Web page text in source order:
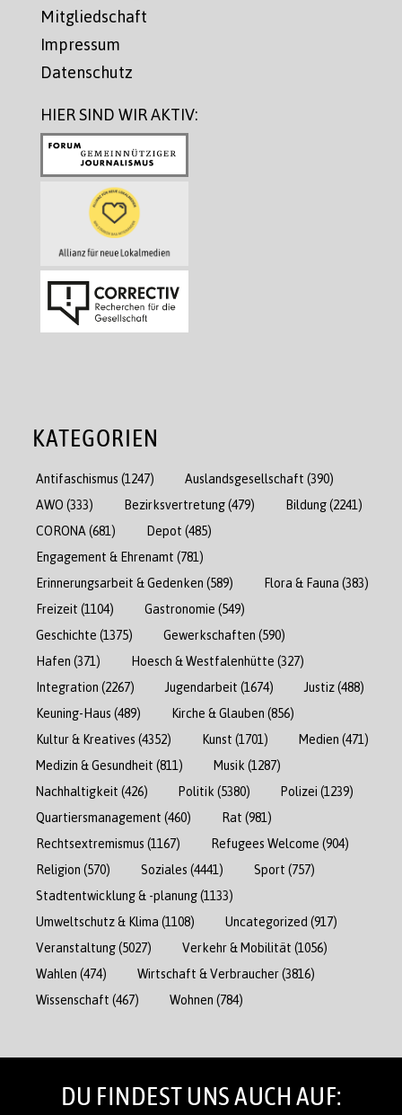
Mitgliedschaft
Impressum
Datenschutz
HIER SIND WIR AKTIV:
KATEGORIEN
Antifaschismus (1247) Auslandsgesellschaft (390)
AWO (333) Bezirksvertretung(479) Bildung(2241)
CORONA (681) Depot (485)
Engagement & Ehrenamt (781)
Erinnerungsarbeit & Gedenken (589) Flora & Fauna (383)
Freizeit (1104) Gastronomie (549)
Geschichte (1375) Gewerkschaften (590)
Hafen (371) Hoesch & Westfalenhütte (327)
Integration (2267) Jugendarbeit (1674) Justiz(488)
Keuning-Haus (489) Kirche & Glauben (856)
Kultur & Kreatives (4352) Kunst (1701) Medien (471)
Medizin & Gesundheit (811) Musik (1287)
Nachhaltigkeit (426) Politik (5380) Polizei (1239)
Quartiersmanagement (460) Rat (981)
Rechtsextremismus (1167) Refugees Welcome (904)
Religion (570) Soziales (4441) Sport (757)
Stadtentwicklung & -planung(1133)
Umweltschutz & Klima (1108) Uncategorized (917)
Veranstaltung(5027) Verkehr & Mobilität (1056)
Wahlen (474) Wirtschaft & Verbraucher(3816)
Wissenschaft (467) Wohnen (784)
DU FINDEST UNS AUCH AUF: